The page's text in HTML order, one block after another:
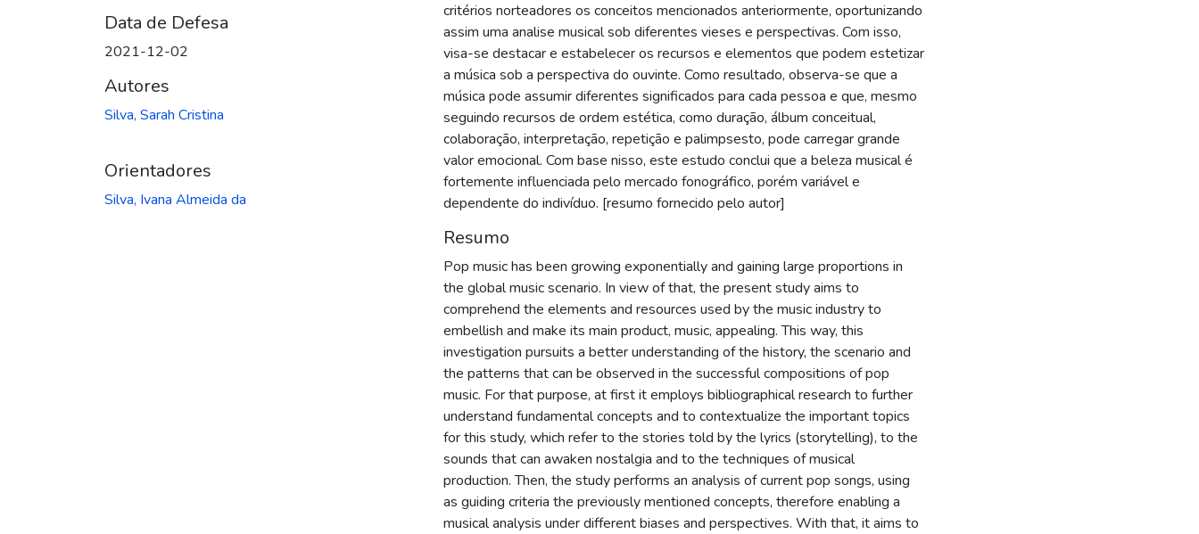
Data de Defesa
2021-12-02
Autores
Silva, Sarah Cristina
Orientadores
Silva, Ivana Almeida da
critérios norteadores os conceitos mencionados anteriormente, oportunizando
assim uma analise musical sob diferentes vieses e perspectivas. Com isso,
visa-se destacar e estabelecer os recursos e elementos que podem estetizar
a música sob a perspectiva do ouvinte. Como resultado, observa-se que a
música pode assumir diferentes significados para cada pessoa e que, mesmo
seguindo recursos de ordem estética, como duração, álbum conceitual,
colaboração, interpretação, repetição e palimpsesto, pode carregar grande
valor emocional. Com base nisso, este estudo conclui que a beleza musical é
fortemente influenciada pelo mercado fonográfico, porém variável e
dependente do indivíduo. [resumo fornecido pelo autor]
Resumo
Pop music has been growing exponentially and gaining large proportions in
the global music scenario. In view of that, the present study aims to
comprehend the elements and resources used by the music industry to
embellish and make its main product, music, appealing. This way, this
investigation pursuits a better understanding of the history, the scenario and
the patterns that can be observed in the successful compositions of pop
music. For that purpose, at first it employs bibliographical research to further
understand fundamental concepts and to contextualize the important topics
for this study, which refer to the stories told by the lyrics (storytelling), to the
sounds that can awaken nostalgia and to the techniques of musical
production. Then, the study performs an analysis of current pop songs, using
as guiding criteria the previously mentioned concepts, therefore enabling a
musical analysis under different biases and perspectives. With that, it aims to